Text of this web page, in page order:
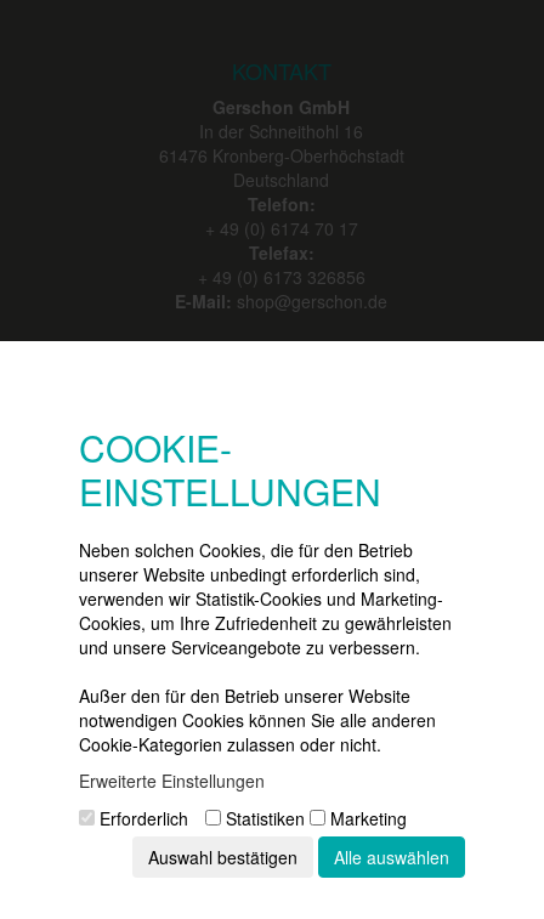
KONTAKT
Gerschon GmbH
In der Schneithohl 16
61476 Kronberg-Oberhöchstadt
Deutschland
Telefon:
+ 49 (0) 6174 70 17
Telefax:
+ 49 (0) 6173 326856
E-Mail: shop@gerschon.de
Warenkorb
Vertrag widerrufen
NEWSLETTER
besten Angebote
per E-Mail:
Newsletter
Abonnieren
COOKIE-
EINSTELLUNGEN
Neben solchen Cookies, die für den Betrieb
unserer Website unbedingt erforderlich sind,
verwenden wir Statistik-Cookies und Marketing-
Cookies, um Ihre Zufriedenheit zu gewährleisten
und unsere Serviceangebote zu verbessern.
Außer den für den Betrieb unserer Website
notwendigen Cookies können Sie alle anderen
Cookie-Kategorien zulassen oder nicht.
Erweiterte Einstellungen
Erforderlich
Statistiken
Marketing
Auswahl bestätigen
Alle auswählen